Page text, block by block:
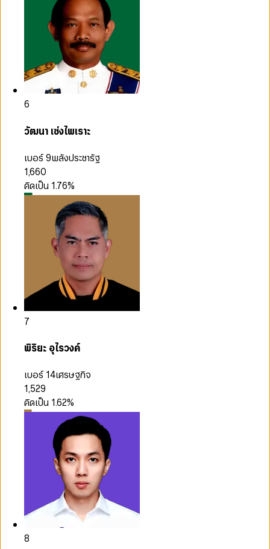
6
วัฒนา เซ่งไพเราะ
เบอร์ 9พลังประชารัฐ
1,660
คิดเป็น 1.76%
7
พิริยะ อุไรวงค์
เบอร์ 14เศรษฐกิจ
1,529
คิดเป็น 1.62%
8